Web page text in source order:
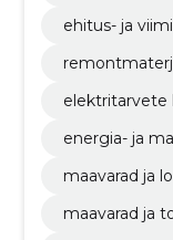
ehitus- ja
elektritarvete
energia- ja
maavarad ja
maavarad ja